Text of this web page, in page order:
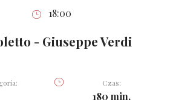
18:00
- Giuseppe Verdi
Czas:
180 min.